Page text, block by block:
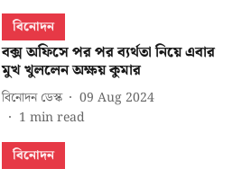
বিনোদন
বক্স অফিসে পর পর ব্যর্থতা নিয়ে এবার
মুখ খুললেন অক্ষয় কুমার
বিনোদন ডেস্ক
09 Aug 2024
1 min read
বিনোদন